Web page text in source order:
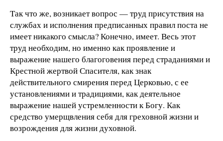
Так что же, возникает вопрос — труд присутствия на
службах и исполнения предписанных правил поста не
имеет никакого смысла? Конечно, имеет. Весь этот
труд необходим, но именно как проявление и
выражение нашего благоговения перед страданиями и
Крестной жертвой Спасителя, как знак
действительного смирения перед Церковью, с ее
установлениями и традициями, как деятельное
выражение нашей устремленности к Богу. Как
средство умерщвления себя для греховной жизни и
возрождения для жизни духовной.